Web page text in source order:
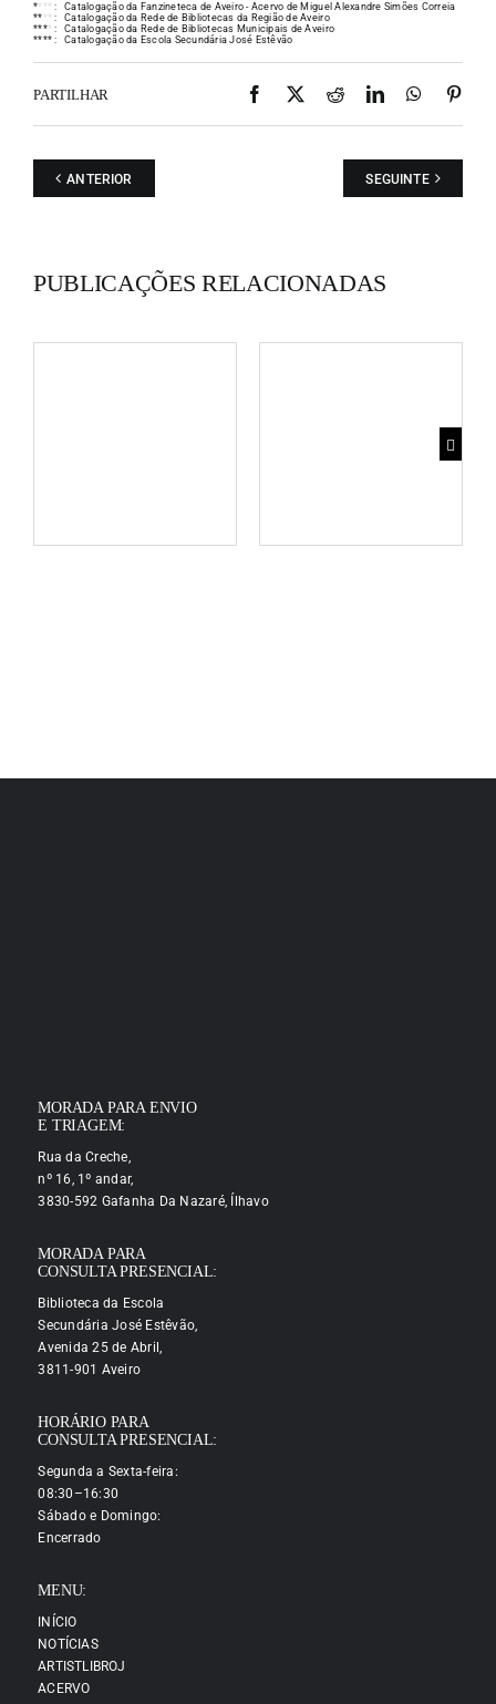
** * * :
Catalogação da Fanzineteca de Aveiro - Acervo de Miguel Alexandre Simões Correia
** * * :
Catalogação da Rede de Bibliotecas da Região de Aveiro
**** :
Catalogação da Rede de Bibliotecas Municipais de Aveiro
**** : Catalogação da Escola Secundária José Estêvão
PARTILHAR Facebook
X RedditLinkedIn
ANTERIOR SEGUINTE
PUBLICAÇÕES RELACIONADAS
MORADA PARA ENVIO
E TRIAGEM:
Rua da Creche,
nº 16, 1º andar,
3830-592 Gafanha Da Nazaré, Ílhavo
MORADA PARA
CONSULTA PRESENCIAL:
Biblioteca da Escola
Secundária José Estêvão,
Avenida 25 de Abril,
3811-901 Aveiro
HORÁRIO PARA
CONSULTA PRESENCIAL:
Segunda a Sexta-feira:
08:30–16:30
Sábado e Domingo:
Encerrado
MENU:
INÍCIO
NOTÍCIAS
ARTISTLIBROJ
ACERVO